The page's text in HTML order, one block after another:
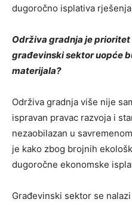
dugoročno isplativa
Održiva gradnja je prioritet
građevinski sektor uopće
materijala?
Održiva gradnja više nije
ispravan pravac razvoja i
nezaobilazan u
je kako zbog brojnih
dugoročne ekonomske
Građevinski sektor se